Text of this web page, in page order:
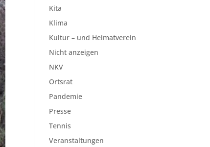
Kita
Klima
Kultur – und Heimatverein
Nicht anzeigen
NKV
Ortsrat
Pandemie
Presse
Tennis
Veranstaltungen